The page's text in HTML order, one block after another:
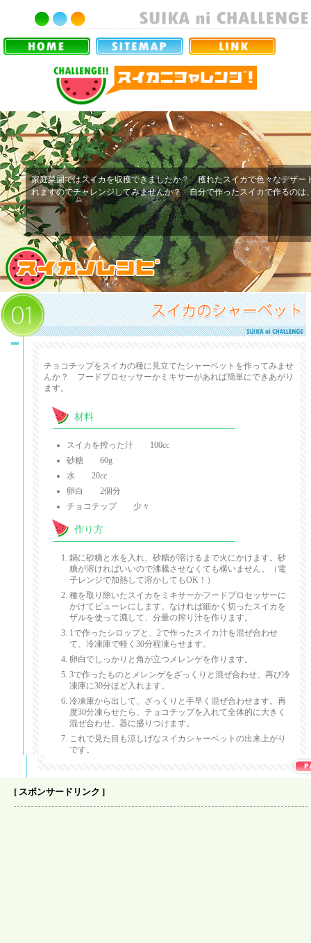
家庭菜園ではスイカを収穫できましたか？ 穫れたスイカで色々なデザ
れますのでチャレンジしてみませんか？ 自分で作ったスイカで作るのは
スイカのシャーベット
チョコチップをスイカの種に見立てたシャーベットを作ってみませ
んか？ フードプロセッサーかミキサーがあれば簡単にできあがり
ます。
材料
スイカを搾った汁 100cc
砂糖 60g
水 20cc
卵白 2個分
チョコチップ 少々
作り方
鍋に砂糖と水を入れ、砂糖が溶けるまで火にかけます。砂
糖が溶ければいいので沸騰させなくても構いません。（電
子レンジで加熱して溶かしてもOK！）
種を取り除いたスイカをミキサーかフードプロセッサーに
かけてピューレにします。なければ細かく切ったスイカを
ザルを使って漉して、分量の搾り汁を作ります。
1で作ったシロップと、2で作ったスイカ汁を混ぜ合わせ
て、冷凍庫で軽く30分程凍らせます。
卵白でしっかりと角が立つメレンゲを作ります。
3で作ったものとメレンゲをざっくりと混ぜ合わせ、再び冷
凍庫に30分ほど入れます。
冷凍庫から出して、ざっくりと手早く混ぜ合わせます。再
度30分凍らせたら、チョコチップを入れて全体的に大きく
混ぜ合わせ、器に盛りつけます。
これで見た目も涼しげなスイカシャーベットの出来上がり
です。
[ スポンサードリンク ]